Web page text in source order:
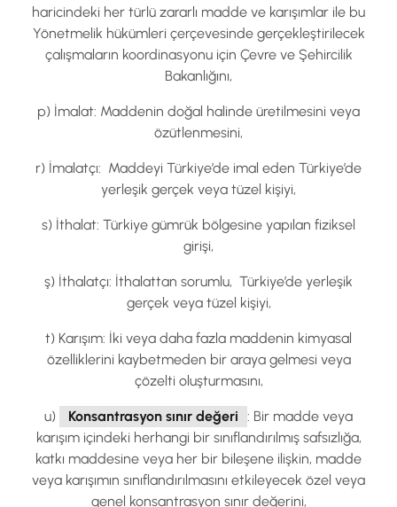
haricindeki her türlü zararlı madde ve karışımlar ile bu
Yönetmelik hükümleri çerçevesinde gerçekleştirilecek
çalışmaların koordinasyonu için Çevre ve Şehircilik
Bakanlığını,
p) İmalat: Maddenin doğal halinde üretilmesini veya
özütlenmesini,
r) İmalatçı: Maddeyi Türkiye’de imal eden Türkiye’de
yerleşik gerçek veya tüzel kişiyi,
s) İthalat: Türkiye gümrük bölgesine yapılan fiziksel
girişi,
ş) İthalatçı: İthalattan sorumlu, Türkiye’de yerleşik
gerçek veya tüzel kişiyi,
t) Karışım: İki veya daha fazla maddenin kimyasal
özelliklerini kaybetmeden bir araya gelmesi veya
çözelti oluşturmasını,
u) Konsantrasyon sınır değeri : Bir madde veya
karışım içindeki herhangi bir sınıflandırılmış safsızlığa,
katkı maddesine veya her bir bileşene ilişkin, madde
veya karışımın sınıflandırılmasını etkileyecek özel veya
genel konsantrasyon sınır değerini,